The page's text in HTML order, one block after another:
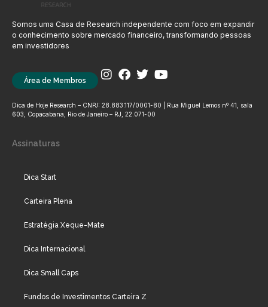
Somos uma Casa de Research independente com foco em expandir
o conhecimento sobre mercado financeiro, transformando pessoas
em investidores
Área de Membros
Dica de Hoje Research – CNPJ: 28.883.117/0001-80 | Rua Miguel Lemos nº 41, sala
603, Copacabana, Rio de Janeiro – RJ, 22.071-00
Assinaturas
Dica Start
Carteira Plena
Estratégia Xeque-Mate
Dica Internacional
Dica Small Caps
Fundos de Investimentos Carteira Z